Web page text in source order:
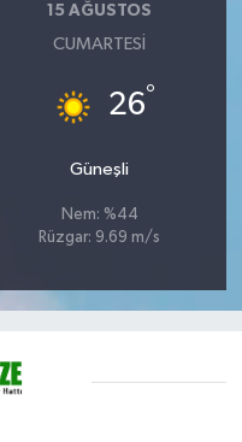
15 AĞUSTOS
CUMARTESI
26°
Güneşli
Nem: %44
Rüzgar: 9.69 m/s